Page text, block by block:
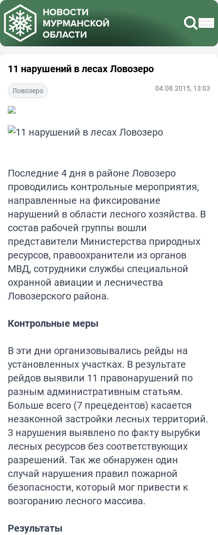
11 нарушений в лесах Ловозеро
Ловозеро 04.08.2015, 13:03
Последние 4 дня в районе Ловозеро
проводились контрольные мероприятия,
направленные на фиксирование
нарушений в области лесного хозяйства. В
состав рабочей группы вошли
представители Министерства природных
ресурсов, правоохранители из органов
МВД, сотрудники службы специальной
охранной авиации и лесничества
Ловозерского района.
Контрольные меры
В эти дни организовывались рейды на
установленных участках. В результате
рейдов выявили 11 правонарушений по
разным административным статьям.
Больше всего (7 прецедентов) касается
незаконной застройки лесных территорий.
3 нарушения выявлено по факту вырубки
лесных ресурсов без соответствующих
разрешений. Так же обнаружен один
случай нарушения правил пожарной
безопасности, который мог привести к
возгоранию лесного массива.
Результаты